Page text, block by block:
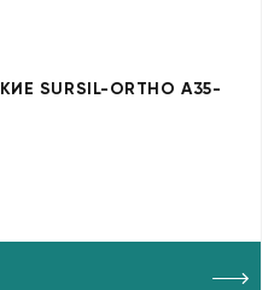
SURSIL-ORTHO A35-